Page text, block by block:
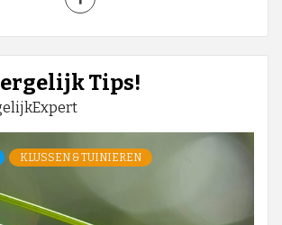
Tips!
KLUSSEN & TUINIEREN